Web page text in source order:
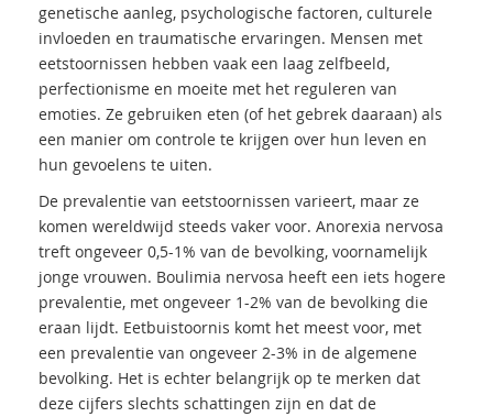
genetische aanleg, psychologische factoren, culturele
invloeden en traumatische ervaringen. Mensen met
eetstoornissen hebben vaak een laag zelfbeeld,
perfectionisme en moeite met het reguleren van
emoties. Ze gebruiken eten (of het gebrek daaraan) als
een manier om controle te krijgen over hun leven en
hun gevoelens te uiten.
De prevalentie van eetstoornissen varieert, maar ze
komen wereldwijd steeds vaker voor. Anorexia nervosa
treft ongeveer 0,5-1% van de bevolking, voornamelijk
jonge vrouwen. Boulimia nervosa heeft een iets hogere
prevalentie, met ongeveer 1-2% van de bevolking die
eraan lijdt. Eetbuistoornis komt het meest voor, met
een prevalentie van ongeveer 2-3% in de algemene
bevolking. Het is echter belangrijk op te merken dat
deze cijfers slechts schattingen zijn en dat de